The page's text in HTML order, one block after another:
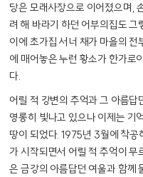
당은 모래사장으로 이어졌으며,
려 해 바라기 하던 어부의집도
이에 초가집 서너 채가 마을의
에 매어놓은 누런 황소가 한가로
다.
어릴 적 강변의 추억과 그 아름답
영롱히 빛나고 있으나 이제는 기
땅이 되었다. 1975년 3월에 착
가 시작되면서 어릴 적 추억이
은 금강의 아름답던 여울과 함께